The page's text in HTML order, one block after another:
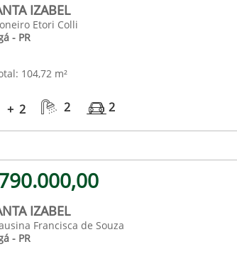
IZABEL
Etori Colli
- PR
104,72 m²
+ 2 2 2
IZABEL
Francisca de Souza
- PR